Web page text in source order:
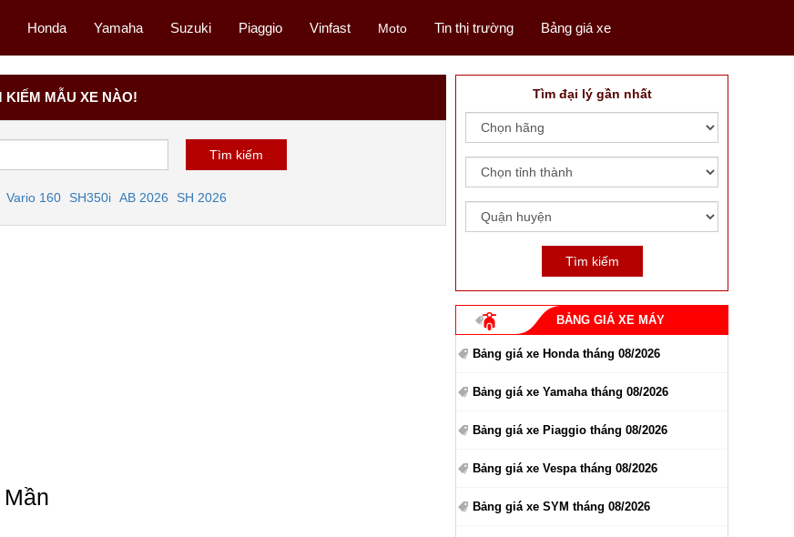
Honda Yamaha Suzuki Piaggio Vinfast Moto Tin thị trường Bảng giá xe
KIẾM MẪU XE NÀO!
Vario 160 SH350i AB 2026 SH 2026
Tìm đại lý gần nhất
BẢNG GIÁ XE MÁY
Bảng giá xe Honda tháng 08/2026
Bảng giá xe Yamaha tháng 08/2026
Bảng giá xe Piaggio tháng 08/2026
Bảng giá xe Vespa tháng 08/2026
Bảng giá xe SYM tháng 08/2026